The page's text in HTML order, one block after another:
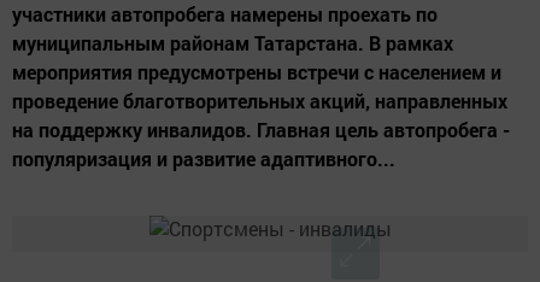
участники автопробега намерены проехать по
муниципальным районам Татарстана. В рамках
мероприятия предусмотрены встречи с населением и
проведение благотворительных акций, направленных
на поддержку инвалидов. Главная цель автопробега -
популяризация и развитие адаптивного...